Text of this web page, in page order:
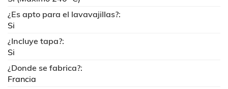
¿Es apto para el lavavajillas?:
Si
¿Incluye tapa?:
Si
¿Donde se fabrica?:
Francia